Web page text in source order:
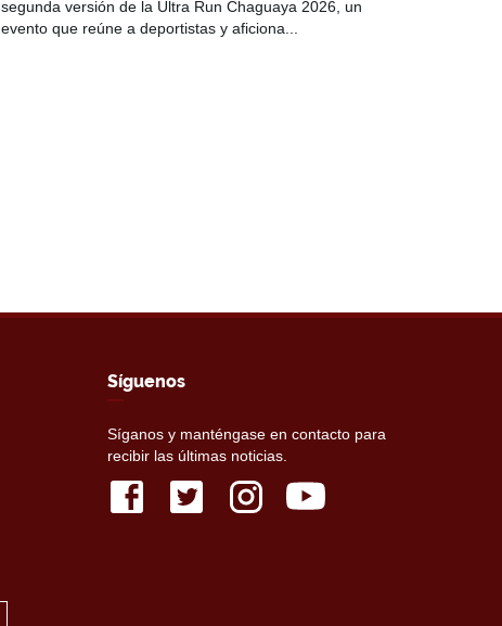
segunda versión de la Ultra Run Chaguaya 2026, un
evento que reúne a deportistas y aficiona...
Síguenos
Síganos y manténgase en contacto para
recibir las últimas noticias.